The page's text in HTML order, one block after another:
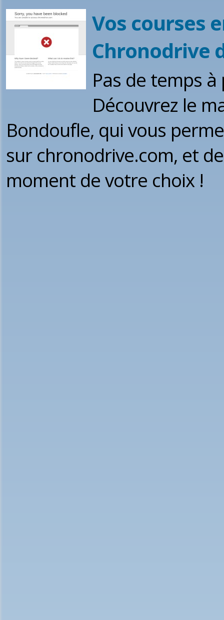
Vos courses
Chronodrive
Pas de temps
Découvrez le
Bondoufle, qui vous
sur chronodrive.com, et
moment de votre choix !